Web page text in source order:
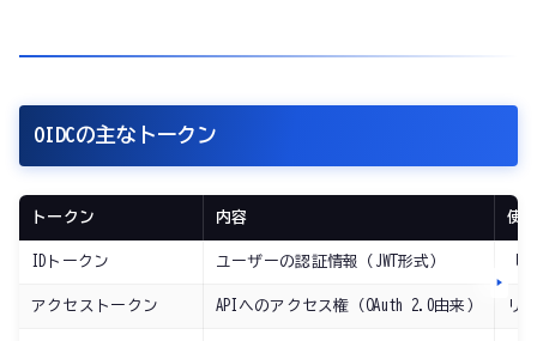
OIDCの主なトークン
トークン 内容 使
IDトークン ユーザーの認証情報（JWT形式） 「
アクセストークン APIへのアクセス権（OAuth 2.0由来） リ